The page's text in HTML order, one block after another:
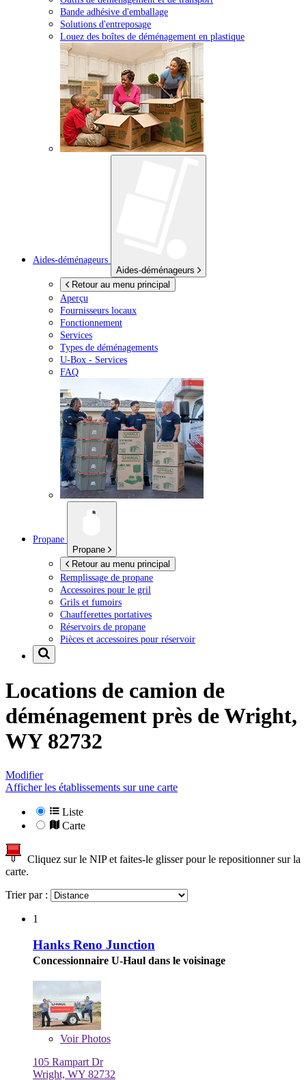
Bande adhésive d'emballage
Solutions d'entreposage
Louez des boîtes de déménagement en plastique
Aides-déménageurs
Aides-déménageurs
Retour au menu principal
Aperçu
Fournisseurs locaux
Fonctionnement
Services
Types de déménagements
U-Box - Services
FAQ
Propane
Propane
Retour au menu principal
Remplissage de propane
Accessoires pour le gril
Grils et fumoirs
Chaufferettes portatives
Réservoirs de propane
Pièces et accessoires pour réservoir
Locations de camion de
déménagement près deWright,
WY 82732
Modifier
Afficher les établissements sur une carte
Liste
Carte
Cliquez sur le NIP et faites-le glisser pour le repositionner sur la
carte.
Trier par :
1
Hanks Reno Junction
Concessionnaire U-Haul dans le voisinage
VoirPhotos
105 Rampart Dr
Wright, WY 82732